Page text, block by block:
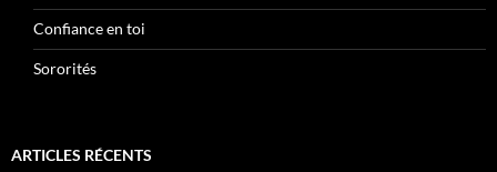
Confiance en toi
Sororités
ARTICLES RÉCENTS